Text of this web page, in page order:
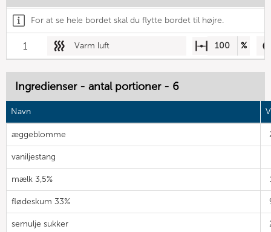
For at se hele bordet skal du flytte bordet til højre.
1 Varm luft 100 %
Ingredienser - antal portioner - 6
Navn
æggeblomme
vaniljestang
mælk 3,5%
flødeskum 33%
semulje sukker